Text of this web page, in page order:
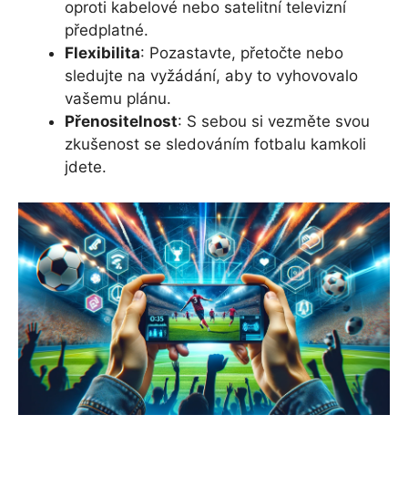
oproti kabelové nebo satelitní televizní
předplatné.
Flexibilita: Pozastavte, přetočte nebo
sledujte na vyžádání, aby to vyhovovalo
vašemu plánu.
Přenositelnost: S sebou si vezměte svou
zkušenost se sledováním fotbalu kamkoli
jdete.